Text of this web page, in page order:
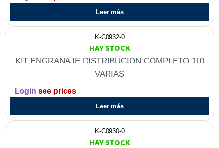
Leer más
K-C0932-0
HAY STOCK
KIT ENGRANAJE DISTRIBUCION COMPLETO 110
VARIAS
Login see prices
Leer más
K-C0930-0
HAY STOCK